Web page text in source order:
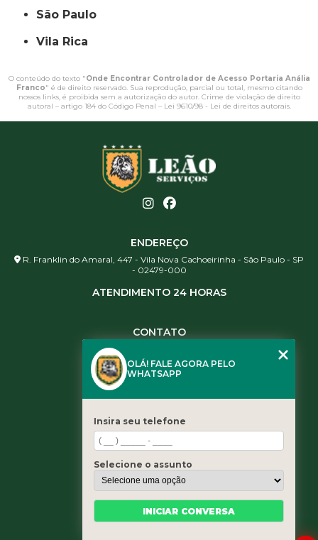
São Paulo
Vila Rica
O conteúdo do texto "Onde Encontrar Controlador de Acesso Portaria Anália
Franco" é de direito reservado. Sua reprodução, parcial ou total, mesmo citando
nossos links, é proibida sem a autorização do autor. Crime de violação de direito
autoral – artigo 184 do Código Penal – Lei 9610/98 - Lei de direitos autorais.
ENDEREÇO
R. Franklin do Amaral, 447 - Vila Nova Cachoeirinha - São Paulo - SP
- 02479-000
ATENDIMENTO 24 HORAS
CONTATO
(11) 3461-5871
contato@leaoservicos.com.br
Home
Quem somos
Serviços
Blog
OLÁ! FALE AGORA PELO
WHATSAPP
Insira seu telefone
Selecione o assunto
INICIAR CONVERSA